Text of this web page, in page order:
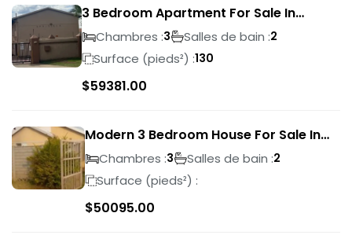
3 Bedroom Apartment For Sale In
Verwoerdpark
Chambres :3 Salles de bain :2
Surface (pieds²) :130
$59381.00
Modern 3 Bedroom House For Sale In
Albertsdal
Chambres :3 Salles de bain :2
Surface (pieds²) :
$50095.00